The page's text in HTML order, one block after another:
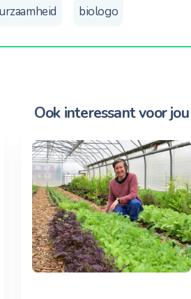
biologo
Ook interessant voor jou